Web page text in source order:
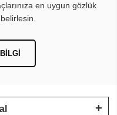
en uygun gözlük